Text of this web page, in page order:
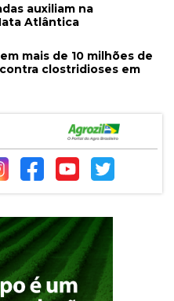
auxiliam na
Atlântica
mais de 10 milhões de
clostridioses em